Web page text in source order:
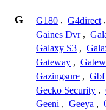
G G180 , G4direct ,
Gaines Dvr ,
Galaxy S3 ,
Gateway ,
Gazingsure , Gbf
Gecko Security ,
Geeni , Geeya ,